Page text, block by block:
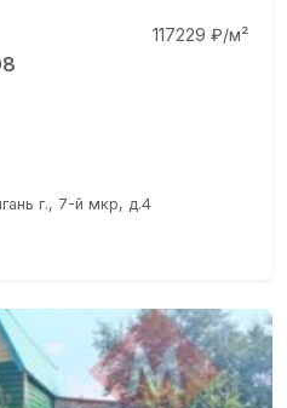
117229 ₽/м²
г., 7-й мкр, д.4